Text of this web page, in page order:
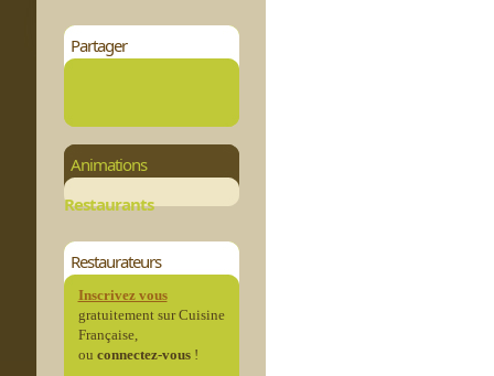
Partager
Animations
Restaurants
Restaurateurs
Inscrivez vous
gratuitement sur Cuisine
Française,
ou connectez-vous!